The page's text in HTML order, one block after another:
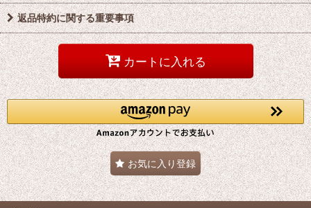
返品特約に関する重要事項
カートに入れる
お気に入り登録